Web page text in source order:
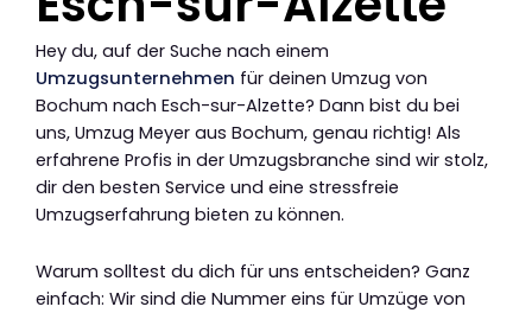
Hey du, auf der Suche nach einem
Umzugsunternehmen für deinen Umzug von
Bochum nach Esch-sur-Alzette? Dann bist du bei
uns, Umzug Meyer aus Bochum, genau richtig! Als
erfahrene Profis in der Umzugsbranche sind wir stolz,
dir den besten Service und eine stressfreie
Umzugserfahrung bieten zu können.
Warum solltest du dich für uns entscheiden? Ganz
einfach: Wir sind die Nummer eins für Umzüge von